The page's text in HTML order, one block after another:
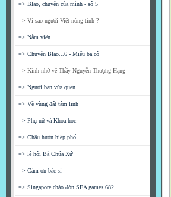
=> Blao, chuyện của mình - số 5
=> Vì sao người Việt nóng tính ?
=> Nằm viện
=> Chuyện Blao...6 - Miếu ba cô
=> Kính nhớ về Thầy Nguyễn Thượng Hạng
=> Người bạn vừa quen
=> Về vùng đất tâm linh
=> Phụ nữ và Khoa học
=> Châu hườn hiệp phố
=> lễ hội Bà Chúa Xứ
=> Cám ơn bác sỉ
=> Singapore chào đón SEA games 682